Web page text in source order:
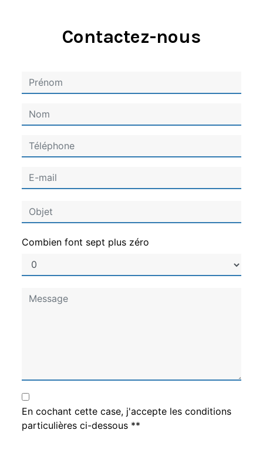
Contactez-nous
Combien font sept plus zéro
En cochant cette case, j'accepte les conditions
particulières ci-dessous **